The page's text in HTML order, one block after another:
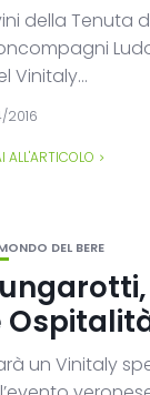
della Tenuta
Vinitaly...
2016
ALL'ARTICOLO
DEL BERE
un Vinitaly